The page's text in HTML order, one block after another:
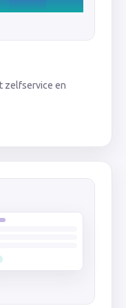
zelfservice en